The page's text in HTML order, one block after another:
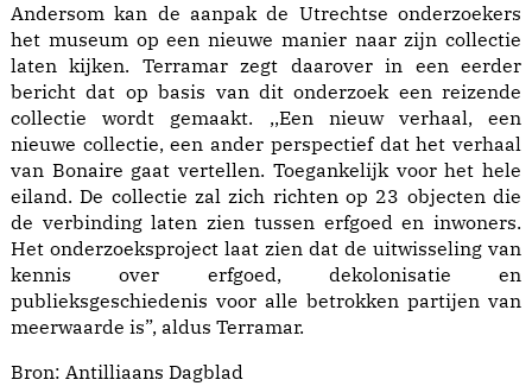
Andersom kan de aanpak de Utrechtse onderzoekers
het museum op een nieuwe manier naar zijn collectie
laten kijken. Terramar zegt daarover in een eerder
bericht dat op basis van dit onderzoek een reizende
collectie wordt gemaakt. ,,Een nieuw verhaal, een
nieuwe collectie, een ander perspectief dat het verhaal
van Bonaire gaat vertellen. Toegankelijk voor het hele
eiland. De collectie zal zich richten op 23 objecten die
de verbinding laten zien tussen erfgoed en inwoners.
Het onderzoeksproject laat zien dat de uitwisseling van
kennis over erfgoed, dekolonisatie en
publieksgeschiedenis voor alle betrokken partijen van
meerwaarde is”, aldus Terramar.
Bron: Antilliaans Dagblad